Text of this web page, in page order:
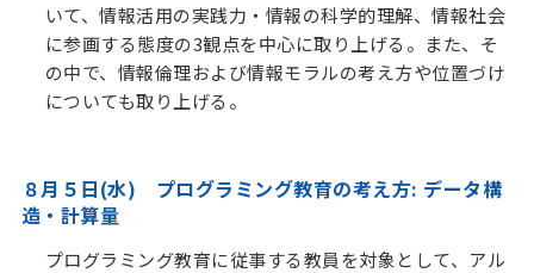
いて、情報活用の実践力・情報の科学的理解、情報社会
に参画する態度の3観点を中心に取り上げる。また、そ
の中で、情報倫理および情報モラルの考え方や位置づけ
についても取り上げる。
８月５日(水) プログラミング教育の考え方: データ構
造・計算量
プログラミング教育に従事する教員を対象として、アル